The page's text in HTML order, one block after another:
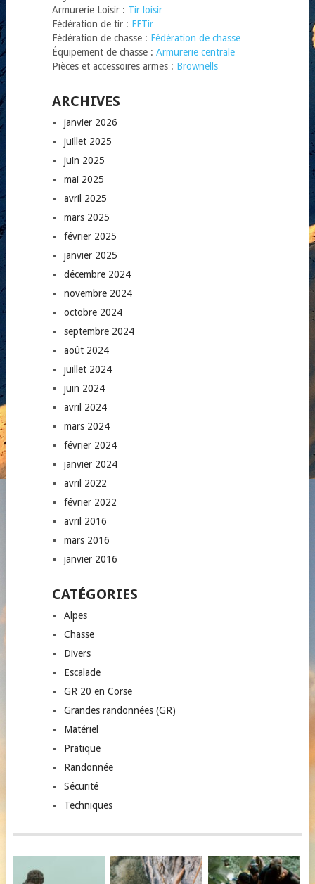
Armurerie Loisir : Tir loisir
Fédération de tir : FFTir
Fédération de chasse : Fédération de chasse
Équipement de chasse : Armurerie centrale
Pièces et accessoires armes : Brownells
ARCHIVES
janvier 2026
juillet 2025
juin 2025
mai 2025
avril 2025
mars 2025
février 2025
janvier 2025
décembre 2024
novembre 2024
octobre 2024
septembre 2024
août 2024
juillet 2024
juin 2024
avril 2024
mars 2024
février 2024
janvier 2024
avril 2022
février 2022
avril 2016
mars 2016
janvier 2016
CATÉGORIES
Alpes
Chasse
Divers
Escalade
GR 20 en Corse
Grandes randonnées (GR)
Matériel
Pratique
Randonnée
Sécurité
Techniques